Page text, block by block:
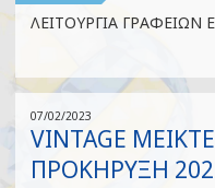
07/02/2023
VINTAGE
ΠΡΟΚΗΡΥΞΗ
ΛΕΙΤΟΥΡΓΙΑ ΓΡΑΦΕΙΩΝ